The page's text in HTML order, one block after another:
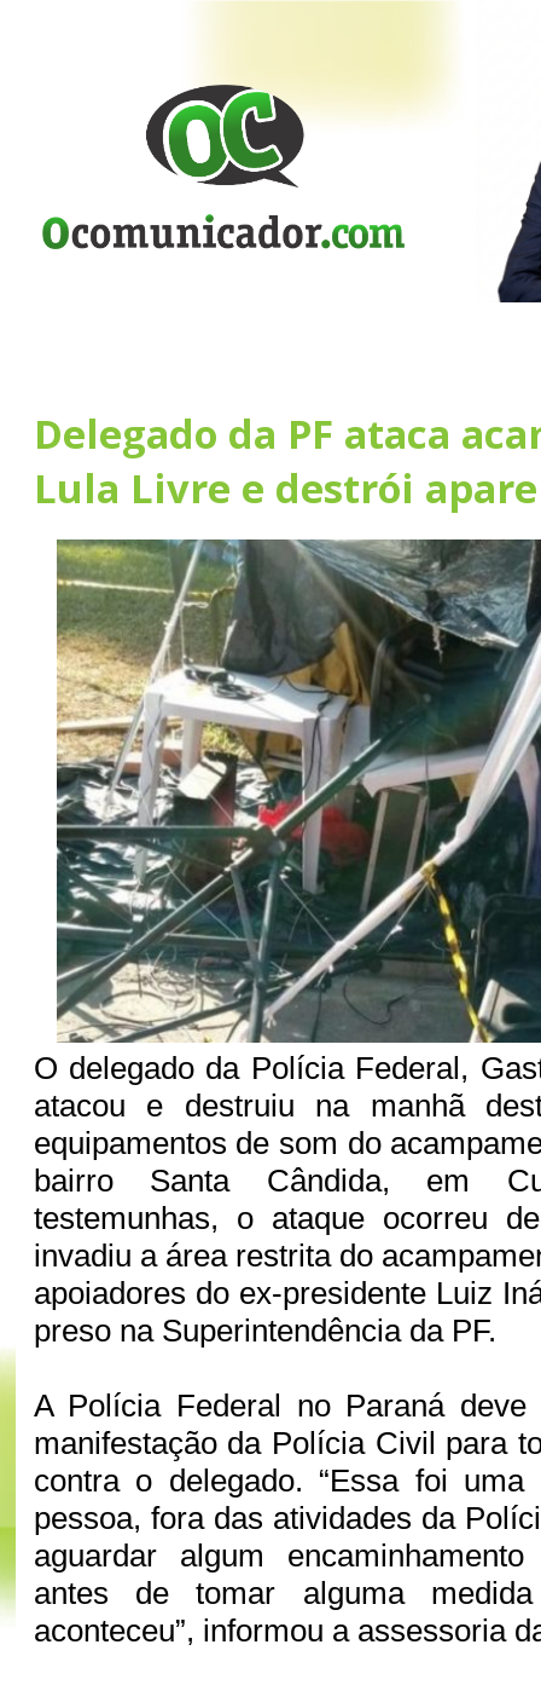
Delegado da PF ataca
Lula Livre e destrói
O delegado da Polícia Federal,
atacou e destruiu na manhã
equipamentos de som do
bairro Santa Cândida, em
testemunhas, o ataque ocorreu
invadiu a área restrita do
apoiadores do ex-presidente Luiz
preso na Superintendência da PF.
A Polícia Federal no Paraná deve
manifestação da Polícia Civil para
contra o delegado. “Essa foi
pessoa, fora das atividades da
aguardar algum
antes de tomar alguma
aconteceu”, informou a assessoria